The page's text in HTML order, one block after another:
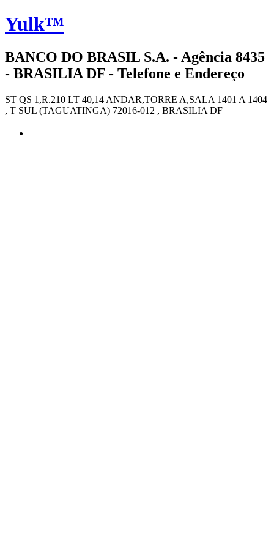
Yulk™
BANCO DO BRASIL S.A. - Agência 8435
- BRASILIA DF - Telefone e Endereço
ST QS 1,R.210 LT 40,14 ANDAR,TORRE A,SALA 1401 A 1404
, T SUL (TAGUATINGA) 72016-012 , BRASILIA DF